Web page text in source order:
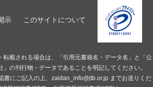
示 このサイトについて
転載される場合は、「引用元書籍名・データ名」と「公
の刊行物・データであることを明記してください。
書にご記入の上、 zaidan_info@jtb.or.jp までお送りくだ